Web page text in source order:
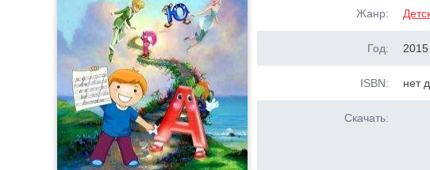
Жанр:
Год: 2015
ISBN: нет
Скачать: